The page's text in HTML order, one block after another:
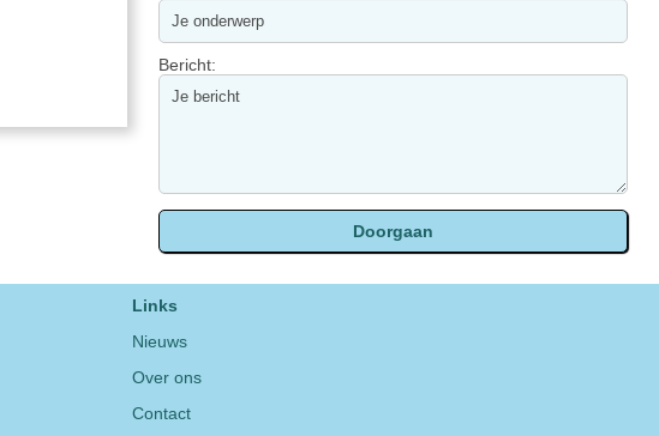
Bericht:
Links
Nieuws
Over ons
Contact